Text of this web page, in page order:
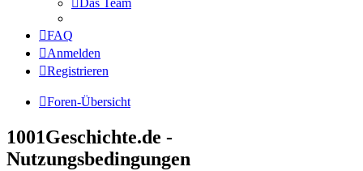
Das Team
FAQ
Anmelden
Registrieren
Foren-Übersicht
1001Geschichte.de -
Nutzungsbedingungen